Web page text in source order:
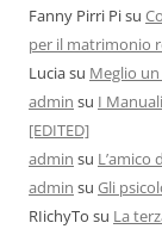
Fanny Pirri Pisu
per il matrimonio
Luciasu Meglio
admin su I
[EDITED]
admin su L’amico
admin su Gli
RIichyTo su La